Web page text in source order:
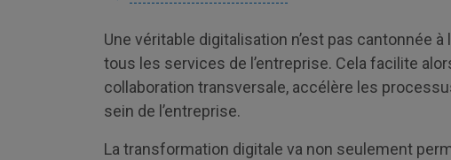
Une véritable digitalisation n’est pas cantonnée
tous les services de l’entreprise. Cela facilite
collaboration transversale, accélère les
sein de l’entreprise.
La transformation digitale va non seulement